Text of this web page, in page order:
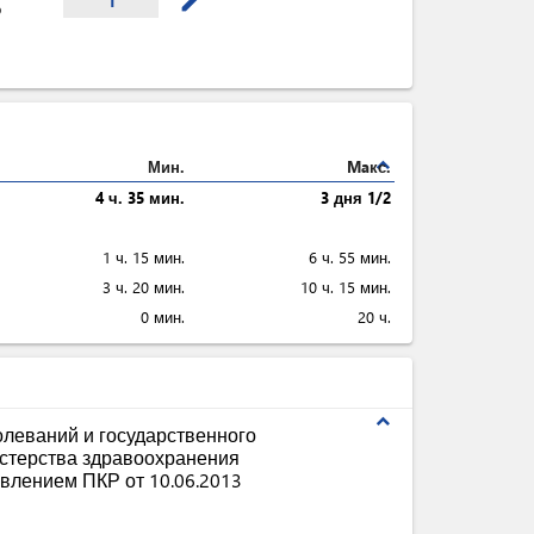
expand_less
Мин.
Maкс.
4 ч. 35 мин.
3 дня 1/2
1 ч. 15 мин.
6 ч. 55 мин.
3 ч. 20 мин.
10 ч. 15 мин.
0 мин. 20 ч.
expand_less
и государственного
здравоохранения
ПКР от 10.06.2013